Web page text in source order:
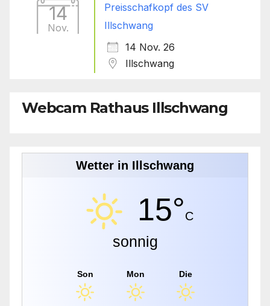
14
Nov.
Preisschafkopf des SV
Illschwang
14 Nov. 26
Illschwang
Webcam Rathaus Illschwang
Wetter in Illschwang
15°C
sonnig
Son Mon Die